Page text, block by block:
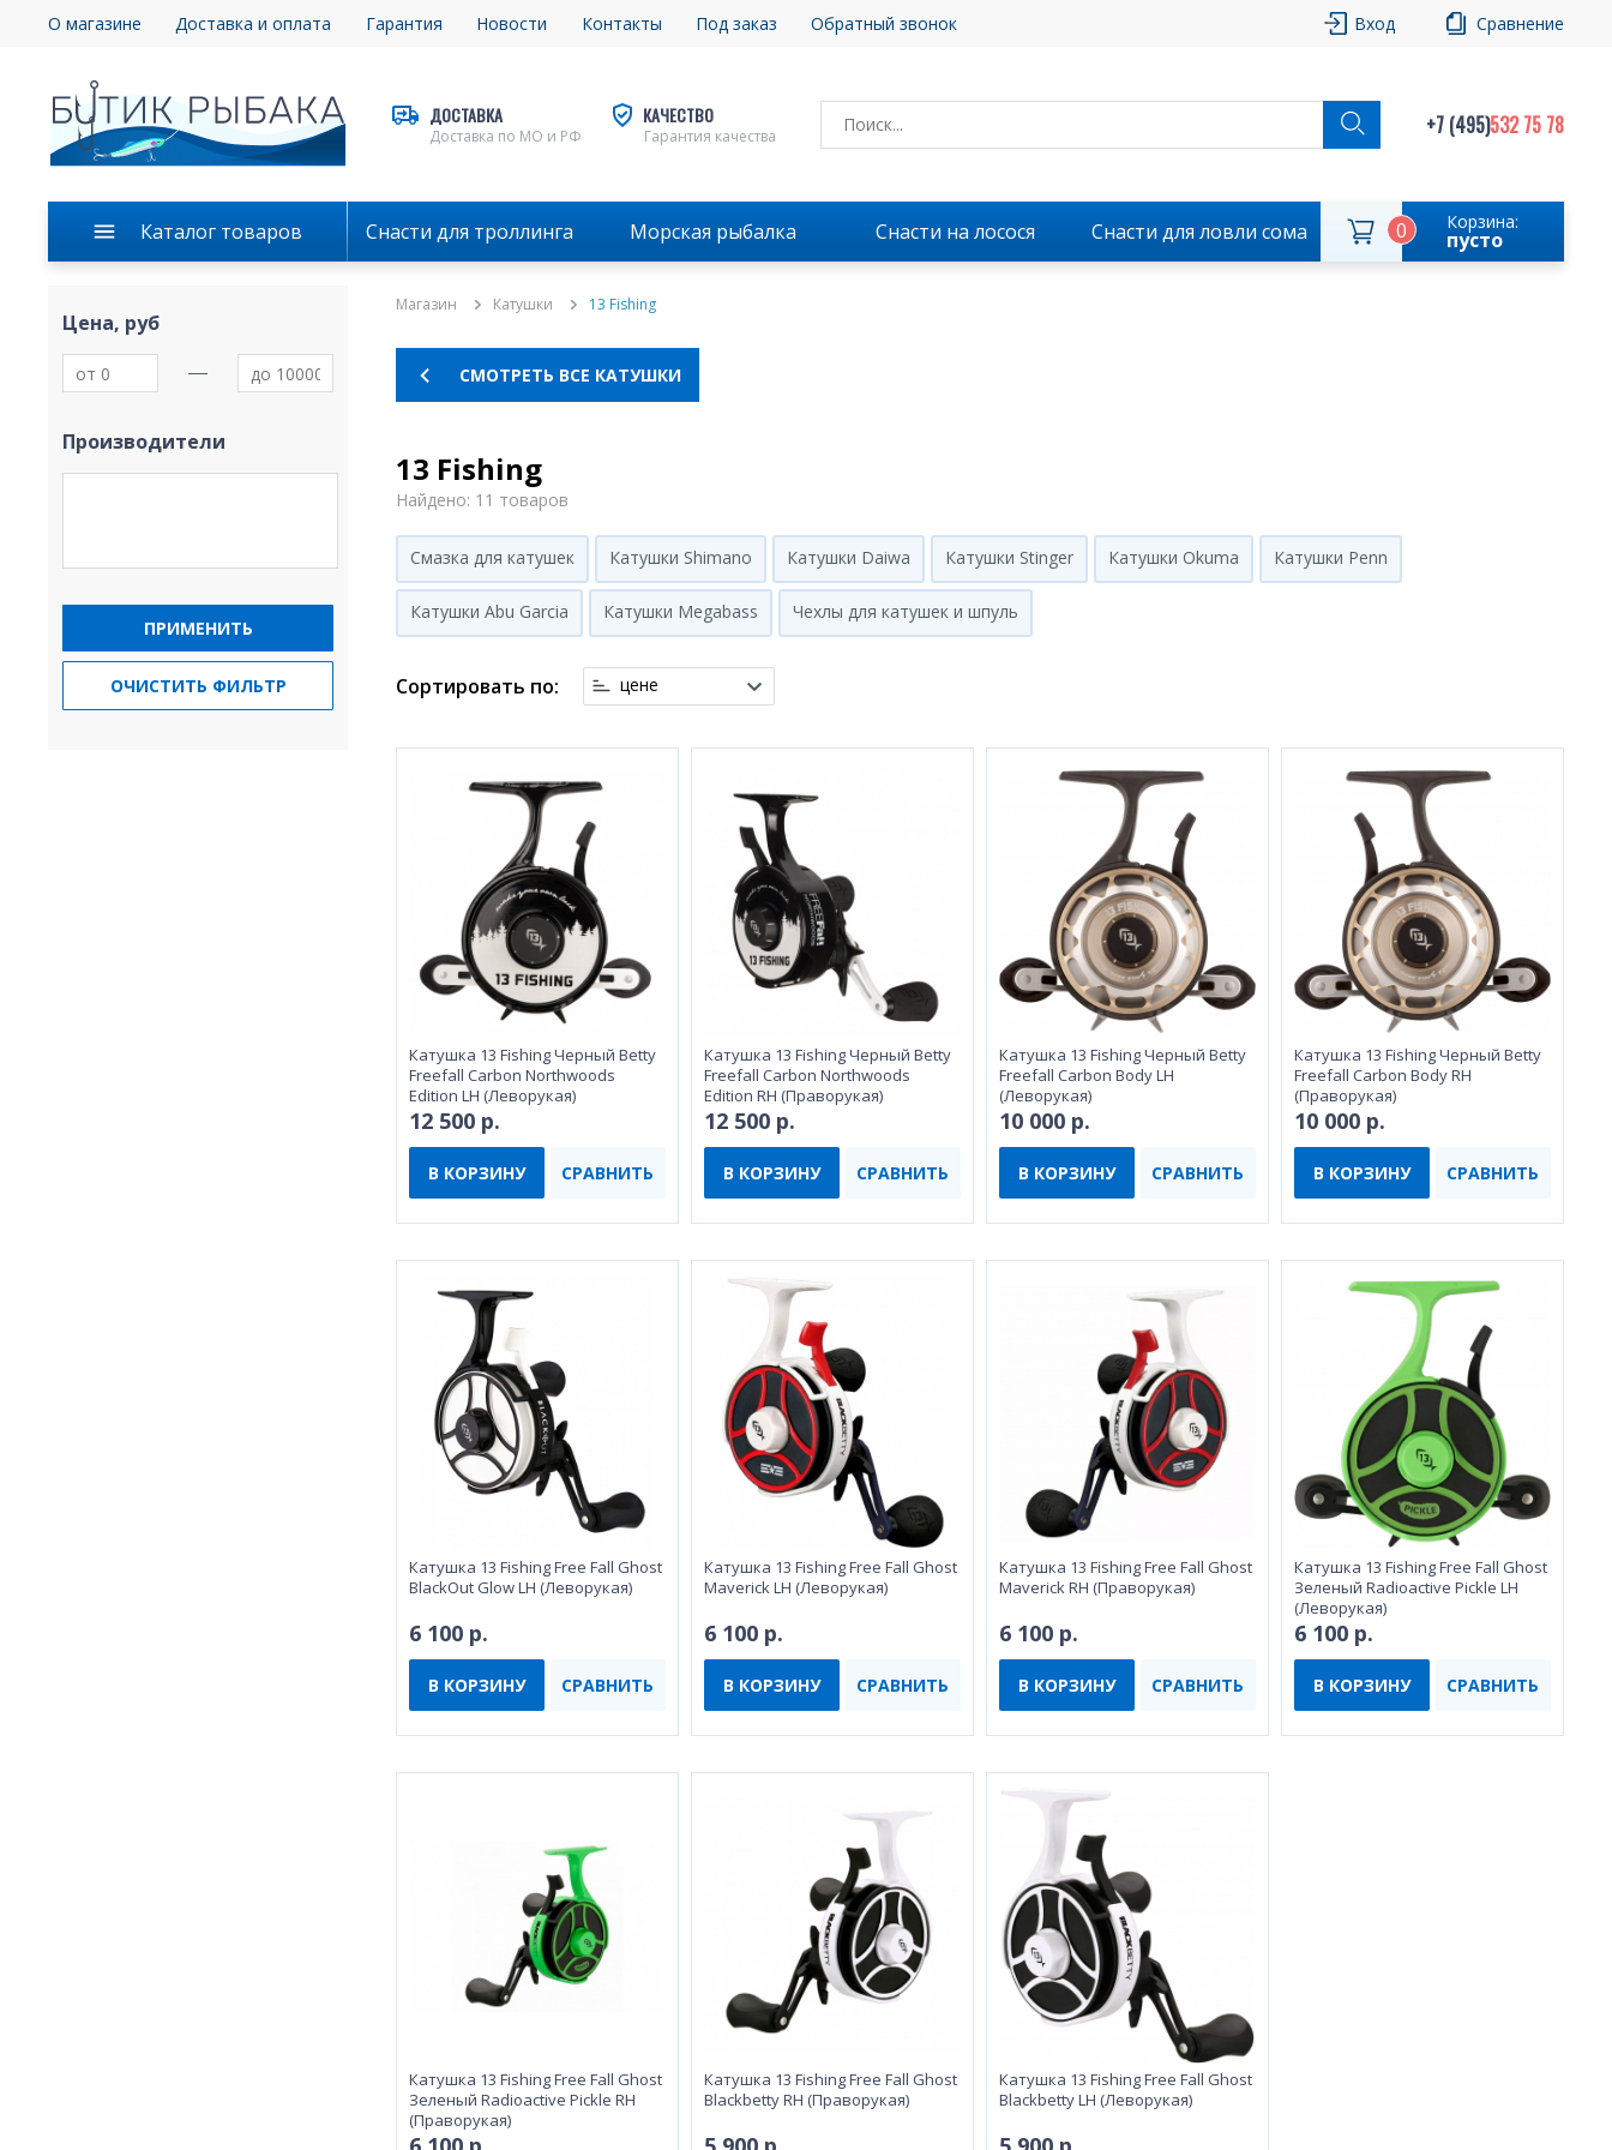
О магазине Доставка и оплата Гарантия Новости Контакты Под заказ Обратный звонок Вход Сравнение
ДОСТАВКА
Доставка по МО и РФ
КАЧЕСТВО
Гарантия качества +7 (495)532 75 78
Каталог товаров Снасти для троллинга Морская рыбалка Снасти на лосося Снасти для ловли сома Корзина:
пусто
0
Цена, руб
Производители
ПРИМЕНИТЬ
ОЧИСТИТЬ ФИЛЬТР
Магазин Катушки 13 Fishing
СМОТРЕТЬ ВСЕ КАТУШКИ
13 Fishing
Найдено: 11 товаров
Смазка для катушек Катушки Shimano Катушки Daiwa Катушки Stinger Катушки Okuma Катушки Penn
Катушки Abu Garcia Катушки Megabass Чехлы для катушек и шпуль
Сортировать по: цене
Катушка 13 Fishing Черный Betty
Freefall Carbon Northwoods
Edition LH (Леворукая)
12 500 р.
В КОРЗИНУ СРАВНИТЬ
Катушка 13 Fishing Черный Betty
Freefall Carbon Northwoods
Edition RH (Праворукая)
12 500 р.
В КОРЗИНУ СРАВНИТЬ
Катушка 13 Fishing Черный Betty
Freefall Carbon Body LH
(Леворукая)
10 000 р.
В КОРЗИНУ СРАВНИТЬ
Катушка 13 Fishing Черный Betty
Freefall Carbon Body RH
(Праворукая)
10 000 р.
В КОРЗИНУ СРАВНИТЬ
Катушка 13 Fishing Free Fall Ghost
BlackOut Glow LH (Леворукая)
6 100 р.
В КОРЗИНУ СРАВНИТЬ
Катушка 13 Fishing Free Fall Ghost
Maverick LH (Леворукая)
6 100 р.
В КОРЗИНУ СРАВНИТЬ
Катушка 13 Fishing Free Fall Ghost
Maverick RH (Праворукая)
6 100 р.
В КОРЗИНУ СРАВНИТЬ
Катушка 13 Fishing Free Fall Ghost
Зеленый Radioactive Pickle LH
(Леворукая)
6 100 р.
В КОРЗИНУ СРАВНИТЬ
Катушка 13 Fishing Free Fall Ghost
Зеленый Radioactive Pickle RH
(Праворукая)
Катушка 13 Fishing Free Fall Ghost
Blackbetty RH (Праворукая)
Катушка 13 Fishing Free Fall Ghost
Blackbetty LH (Леворукая)